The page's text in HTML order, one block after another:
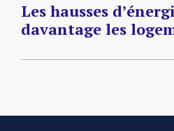
Les hausses
davantage les